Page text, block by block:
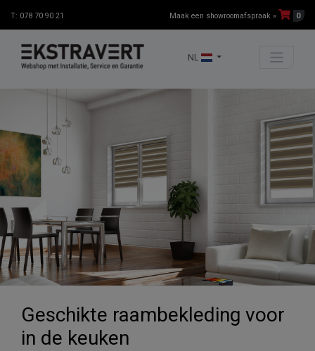
T: 078 70 90 21 Maak een showroomafspraak » 0
NL
Geschikte raambekleding voor
in de keuken